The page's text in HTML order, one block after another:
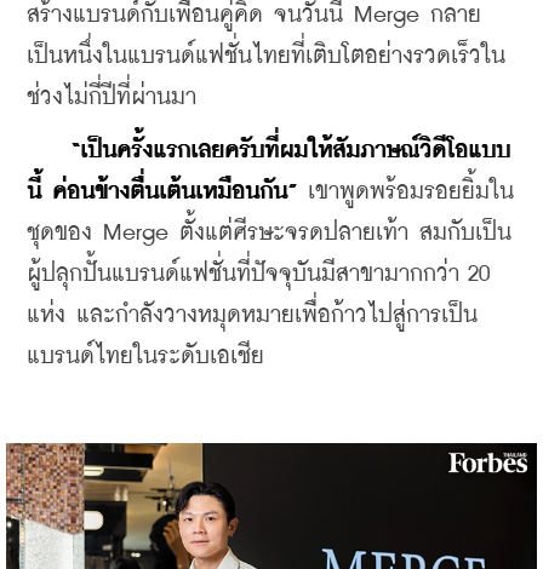
สร้างแบรนด์กับเพื่อนคู่คิด จนวันนี้ Merge กลาย
เป็นหนึ่งในแบรนด์แฟชั่นไทยที่เติบโตอย่างรวดเร็วใน
ช่วงไม่กี่ปีที่ผ่านมา
“เป็นครั้งแรกเลยครับที่ผมให้สัมภาษณ์วิดีโอแบบ
นี้ ค่อนข้างตื่นเต้นเหมือนกัน” เขาพูดพร้อมรอยยิ้มใน
ชุดของ Merge ตั้งแต่ศีรษะจรดปลายเท้า สมกับเป็น
ผู้ปลุกปั้นแบรนด์แฟชั่นที่ปัจจุบันมีสาขามากกว่า 20
แห่ง และกำลังวางหมุดหมายเพื่อก้าวไปสู่การเป็น
แบรนด์ไทยในระดับเอเชีย